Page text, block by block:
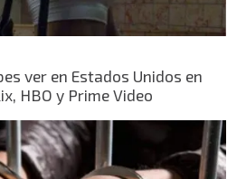
ver en Estados Unidos en
HBO y Prime Video